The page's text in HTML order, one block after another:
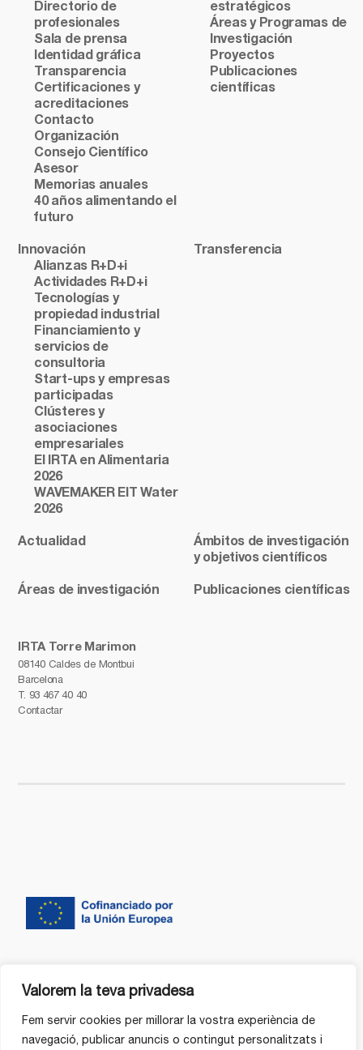
Valorem la teva privadesa
Fem servir cookies per millorar la vostra experiència de
navegació, publicar anuncis o contingut personalitzats i
IRTA Torre Marimon
08140 Caldes de Montbui
Barcelona
T. 93 467 40 40
Contactar
Directorio de
profesionales
Sala de prensa
Identidad gráfica
Transparencia
Certificaciones y
acreditaciones
Contacto
Organización
Consejo Científico
Asesor
Memorias anuales
40 años alimentando el
futuro
estratégicos
Áreas y Programas de
Investigación
Proyectos
Publicaciones
científicas
Innovación
Alianzas R+D+i
Actividades R+D+i
Tecnologías y
propiedad industrial
Financiamiento y
servicios de
consultoria
Start-ups y empresas
participadas
Clústeres y
asociaciones
empresariales
El IRTA en Alimentaria
2026
WAVEMAKER EIT Water
2026
Transferencia
Actualidad
Ámbitos de investigación
y objetivos científicos
Áreas de investigación Publicaciones científicas